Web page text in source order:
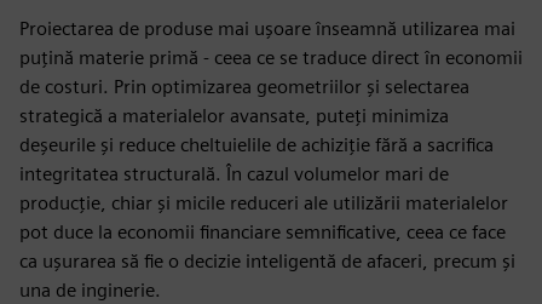
Proiectarea de produse mai ușoare înseamnă utilizarea mai
puțină materie primă - ceea ce se traduce direct în economii
de costuri. Prin optimizarea geometriilor și selectarea
strategică a materialelor avansate, puteți minimiza
deșeurile și reduce cheltuielile de achiziție fără a sacrifica
integritatea structurală. În cazul volumelor mari de
producție, chiar și micile reduceri ale utilizării materialelor
pot duce la economii financiare semnificative, ceea ce face
ca ușurarea să fie o decizie inteligentă de afaceri, precum și
una de inginerie.